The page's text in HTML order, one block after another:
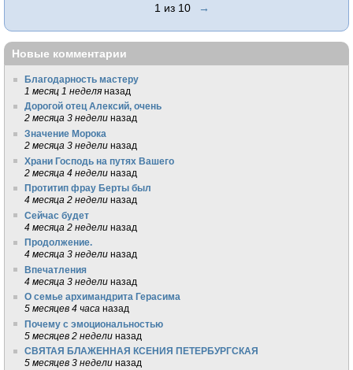
1 из 10 →
Новые комментарии
Благодарность мастеру
1 месяц 1 неделя назад
Дорогой отец Алексий, очень
2 месяца 3 недели назад
Значение Морока
2 месяца 3 недели назад
Храни Господь на путях Вашего
2 месяца 4 недели назад
Протитип фрау Берты был
4 месяца 2 недели назад
Сейчас будет
4 месяца 2 недели назад
Продолжение.
4 месяца 3 недели назад
Впечатления
4 месяца 3 недели назад
О семье архимандрита Герасима
5 месяцев 4 часа назад
Почему с эмоциональностью
5 месяцев 2 недели назад
СВЯТАЯ БЛАЖЕННАЯ КСЕНИЯ ПЕТЕРБУРГСКАЯ
5 месяцев 3 недели назад